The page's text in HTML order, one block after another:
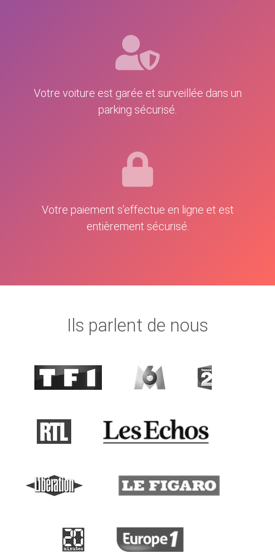
Votre voiture est garée et surveillée dans un
parking sécurisé.
Votre paiement s’effectue en ligne et est
entièrement sécurisé.
Ils parlent de nous